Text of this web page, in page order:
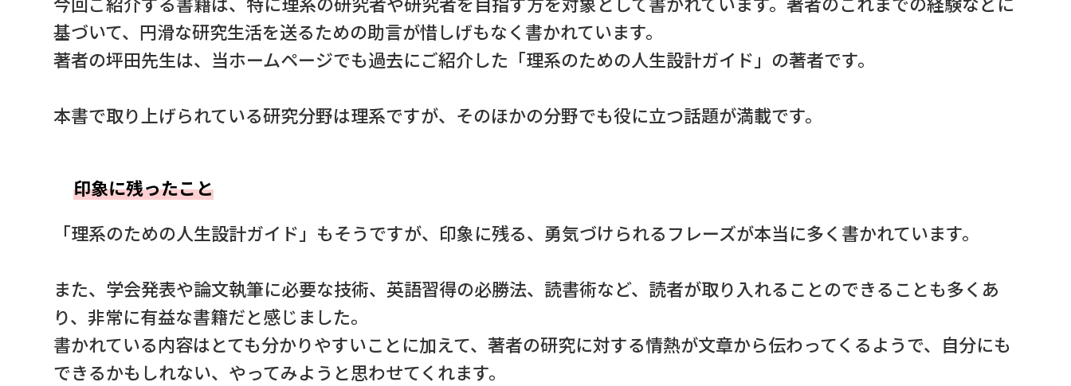
基づいて、円滑な研究生活を送るための助言が惜しげもなく書かれています。
著者の坪田先生は、当ホームページでも過去にご紹介した「理系のための人生設計ガイド」の著者です。
本書で取り上げられている研究分野は理系ですが、そのほかの分野でも役に立つ話題が満載です。
印象に残ったこと
「理系のための人生設計ガイド」もそうですが、印象に残る、勇気づけられるフレーズが本当に多く書かれています。
また、学会発表や論文執筆に必要な技術、英語習得の必勝法、読書術など、読者が取り入れることのできることも多くあ
り、非常に有益な書籍だと感じました。
書かれている内容はとても分かりやすいことに加えて、著者の研究に対する情熱が文章から伝わってくるようで、自分にも
できるかもしれない、やってみようと思わせてくれます。